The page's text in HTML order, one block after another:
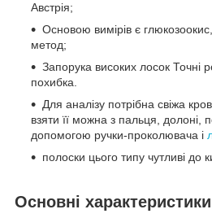
Австрія;
Основою вимірів є
метод;
Запорука високих лосок Точні
похибка.
Для аналізу потрібна свіжа
взяти її можна з пальця, долоні,
допомогою ручки-проколювача і
полоски цього типу чутливі до
Основні характеристики